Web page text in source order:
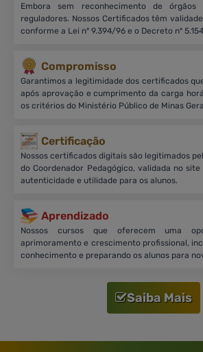
Embora sem reconhecimento de
reguladores. Nossos Certificados têm
conforme a Lei nº 9.394/96 e o Decreto nº
Compromisso
Garantimos a legitimidade dos certificados
após aprovação e cumprimento da carga
os critérios do Ministério Público de Minas
Certificação
Nossos certificados digitais são legitimados
do Coordenador Pedagógico, validada no site
autenticidade e utilidade para os alunos.
Aprendizado
Nossos cursos que oferecem uma
aprimoramento e crescimento profissional,
conhecimento e preparando os alunos para
Saiba Mais